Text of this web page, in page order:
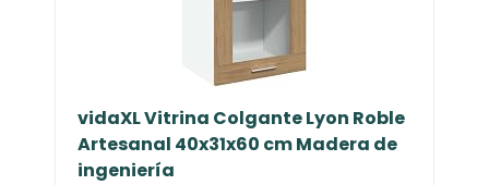
vidaXL Vitrina Colgante Lyon Roble
Artesanal 40x31x60 cm Madera de
ingeniería